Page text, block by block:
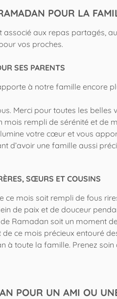
POUR LA
associé aux repas partagés,
vos proches.
SES PARENTS
à notre famille encore
Merci pour toutes les belles
mois rempli de sérénité et
votre cœur et vous
d’avoir une famille aussi
SŒURS ET COUSINS
ce mois soit rempli de fous
de paix et de douceur
Ramadan soit un moment
ce mois précieux entouré
à toute la famille. Prenez
POUR UN AMI OU